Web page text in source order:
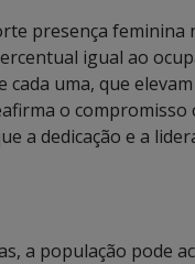
presença feminina
igual ao
uma, que
o compromisso
a dedicação e a
a população pode